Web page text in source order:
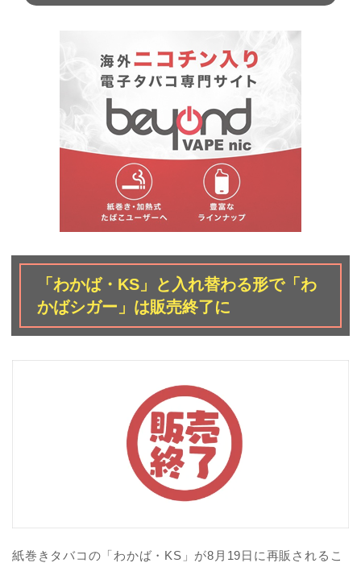
「わかば・KS」と入れ替わる形で「わ
かばシガー」は販売終了に
紙巻きタバコの「わかば・KS」が8月19日に再販されるこ